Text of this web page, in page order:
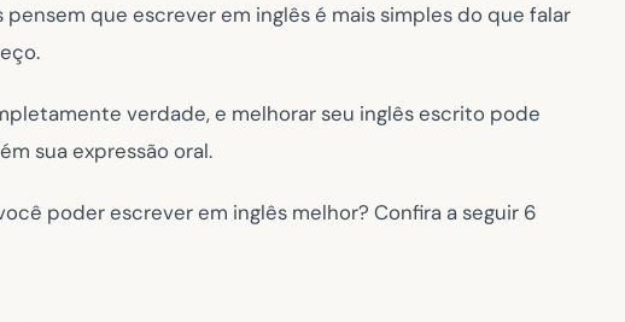
que escrever em inglês é mais simples do que falar
verdade, e melhorar seu inglês escrito pode
sua expressão oral.
poder escrever em inglês melhor? Confira a seguir 6